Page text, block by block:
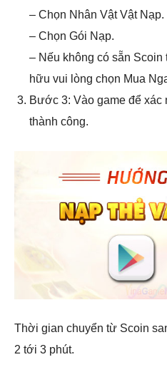
– Chọn Nhân Vật Vật Nạp.
– Chọn Gói Nạp.
– Nếu không có sẵn Scoin
hữu vui lòng chọn Mua
Bước 3: Vào game để xác
thành công.
Thời gian chuyển từ Scoin
2 tới 3 phút.